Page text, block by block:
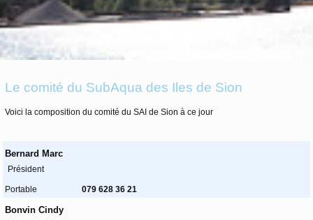
Le comité du SubAqua des Iles de Sion
Voici la composition du comité du SAI de Sion à ce jour
Bernard Marc
Président
Portable 079 628 36 21
Bonvin Cindy